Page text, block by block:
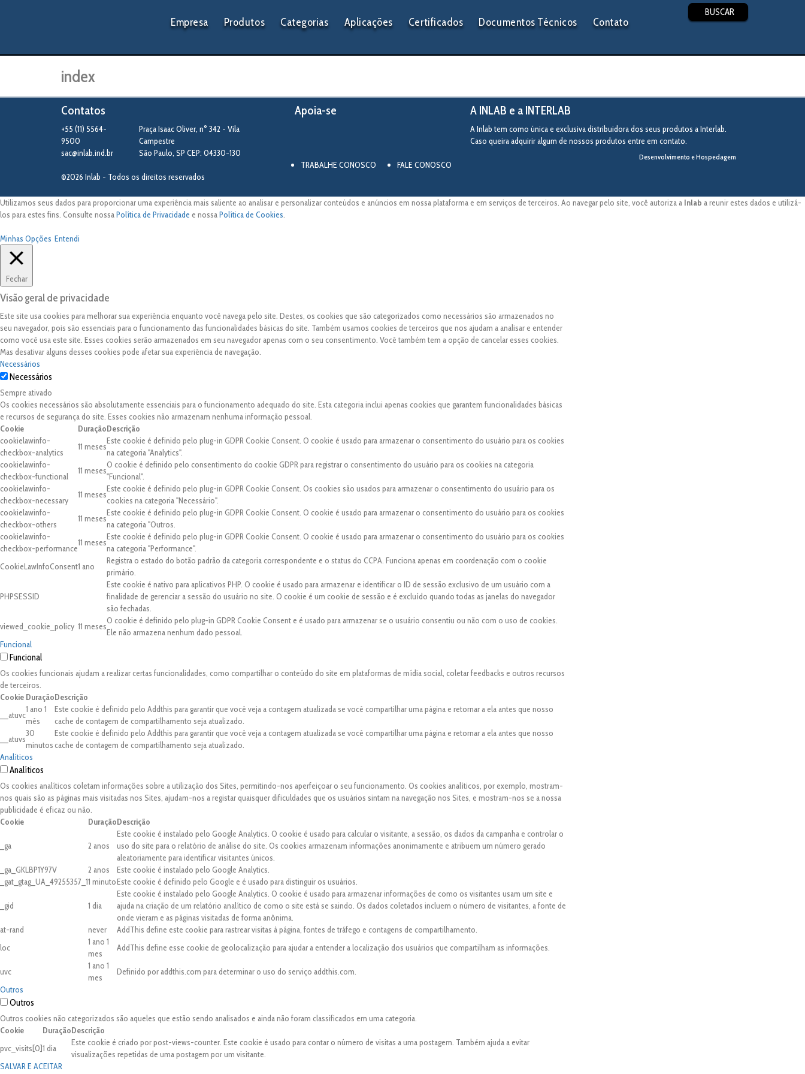
BUSCAR
Empresa Produtos Categorias Aplicações Certificados Documentos Técnicos Contato
index
Contatos
+55 (11) 5564-
9500
sac@inlab.ind.br
Praça Isaac Oliver, n° 342 - Vila
Campestre
São Paulo SP CEP: 04330-130
Apoia-se A INLAB e a INTERLAB
A Inlab tem como única e exclusiva distribuidora dos seus produtos a Interlab.
Caso queira adquirir algum de nossos produtos entre em contato.
TRABALHE CONOSCO
FALE CONOSCO
©2026 Inlab - Todos os direitos reservados
Desenvolvimento e Hospedagem
Utilizamos seus dados para proporcionar uma experiência mais saliente ao analisar e personalizar conteúdos e anúncios em nossa plataforma e em serviços de terceiros. Ao navegar pelo site, você autoriza a Inlab a reunir estes dados e utilizá-
los para estes fins. Consulte nossaPolítica de Privacidade e nossaPolítica de Cookies
Minhas Opções Entendi
Fechar
Visão geral de privacidade
Este site usa cookies para melhorar sua experiência enquanto você navega pelo site. Destes, os cookies que são categorizados como necessários são armazenados no
seu navegador, pois são essenciais para o funcionamento das funcionalidades básicas do site. Também usamos cookies de terceiros que nos ajudam a analisar e entender
como você usa este site. Esses cookies serão armazenados em seu navegador apenas com o seu consentimento. Você também tem a opção de cancelar esses cookies.
Mas desativar alguns desses cookies pode afetar sua experiência de navegação.
Necessários
Necessários
Sempre ativado
Os cookies necessários são absolutamente essenciais para o funcionamento adequado do site. Esta categoria inclui apenas cookies que garantem funcionalidades básicas
e recursos de segurança do site. Esses cookies não armazenam nenhuma informação pessoal.
Cookie
DuraçãoDescrição
cookielawinfo-
checkbox-analytics
11 meses
Este cookie é definido pelo plug-in GDPR Cookie Consent. O cookie é usado para armazenar o consentimento do usuário para os cookies
na categoria "Analytics".
cookielawinfo-
checkbox-functional
11 meses
O cookie é definido pelo consentimento do cookie GDPR para registrar o consentimento do usuário para os cookies na categoria
"Funcional".
cookielawinfo-
checkbox-necessary
11 meses
Este cookie é definido pelo plug-in GDPR Cookie Consent. Os cookies são usados para armazenar o consentimento do usuário para os
cookies na categoria "Necessário".
cookielawinfo-
checkbox-others
11 meses
Este cookie é definido pelo plug-in GDPR Cookie Consent. O cookie é usado para armazenar o consentimento do usuário para os cookies
na categoria "Outros.
cookielawinfo-
checkbox-performance
11 meses
Este cookie é definido pelo plug-in GDPR Cookie Consent. O cookie é usado para armazenar o consentimento do usuário para os cookies
na categoria "Performance".
CookieLawInfoConsent1 ano
Registra o estado do botão padrão da categoria correspondente e o status do CCPA. Funciona apenas em coordenação com o cookie
primário.
PHPSESSID
Este cookie é nativo para aplicativos PHP. O cookie é usado para armazenar e identificar o ID de sessão exclusivo de um usuário com a
finalidade de gerenciar a sessão do usuário no site. O cookie é um cookie de sessão e é excluído quando todas as janelas do navegador
são fechadas.
viewed_cookie_policy 11 meses
O cookie é definido pelo plug-in GDPR Cookie Consent e é usado para armazenar se o usuário consentiu ou não com o uso de cookies.
Ele não armazena nenhum dado pessoal.
Funcional
Funcional
Os cookies funcionais ajudam a realizar certas funcionalidades, como compartilhar o conteúdo do site em plataformas de mídia social, coletar feedbacks e outros recursos
de terceiros.
Cookie DuraçãoDescrição
__atuvc
1 ano 1
mês
Este cookie é definido pelo Addthis para garantir que você veja a contagem atualizada se você compartilhar uma página e retornar a ela antes que nosso
cache de contagem de compartilhamento seja atualizado.
__atuvs
30
minutos
Este cookie é definido pelo Addthis para garantir que você veja a contagem atualizada se você compartilhar uma página e retornar a ela antes que nosso
cache de contagem de compartilhamento seja atualizado.
Analíticos
Analíticos
Os cookies analíticos coletam informações sobre a utilização dos Sites, permitindo-nos aperfeiçoar o seu funcionamento. Os cookies analíticos, por exemplo, mostram-
nos quais são as páginas mais visitadas nos Sites, ajudam-nos a registar quaisquer dificuldades que os usuários sintam na navegação nos Sites, e mostram-nos se a nossa
publicidade é eficaz ou não.
Cookie
DuraçãoDescrição
_ga 2 anos
Este cookie é instalado pelo Google Analytics. O cookie é usado para calcular o visitante, a sessão, os dados da campanha e controlar o
uso do site para o relatório de análise do site. Os cookies armazenam informações anonimamente e atribuem um número gerado
aleatoriamente para identificar visitantes únicos.
_ga_GKLBP1Y97V
2 anos
Este cookie é instalado pelo Google Analytics.
_gat_gtag_UA_49255357_11 minutoEste cookie é definido pelo Google e é usado para distinguir os usuários.
_gid 1 dia
Este cookie é instalado pelo Google Analytics. O cookie é usado para armazenar informações de como os visitantes usam um site e
ajuda na criação de um relatório analítico de como o site está se saindo. Os dados coletados incluem o número de visitantes, a fonte de
onde vieram e as páginas visitadas de forma anônima.
at-rand
never
AddThis define este cookie para rastrear visitas à página, fontes de tráfego e contagens de compartilhamento.
loc
1 ano 1
mes
AddThis define esse cookie de geolocalização para ajudar a entender a localização dos usuários que compartilham as informações.
uvc
1 ano 1
mes
Definido por addthis.com para determinar o uso do serviço addthis.com.
Outros
Outros
Outros cookies não categorizados são aqueles que estão sendo analisados e ainda não foram classificados em uma categoria.
Cookie
DuraçãoDescrição
pvc_visits[0]1 dia
Este cookie é criado por post-views-counter. Este cookie é usado para contar o número de visitas a uma postagem. Também ajuda a evitar
visualizações repetidas de uma postagem por um visitante.
SALVAR E ACEITAR